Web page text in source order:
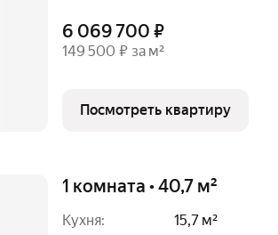
6 069 700 ₽
149 500 ₽ за м²
Посмотреть квартиру
1 комната • 40,7 м²
Кухня:
15,7 м²